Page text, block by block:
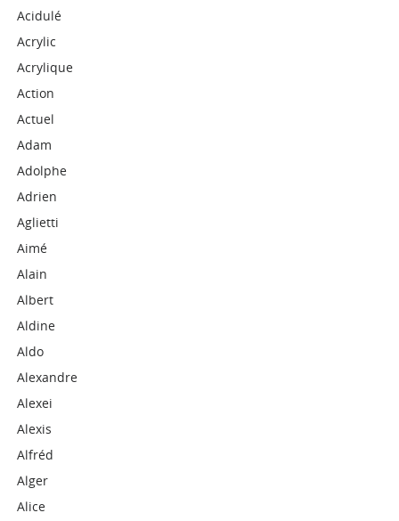
Acidulé
Acrylic
Acrylique
Action
Actuel
Adam
Adolphe
Adrien
Aglietti
Aimé
Alain
Albert
Aldine
Aldo
Alexandre
Alexei
Alexis
Alfréd
Alger
Alice